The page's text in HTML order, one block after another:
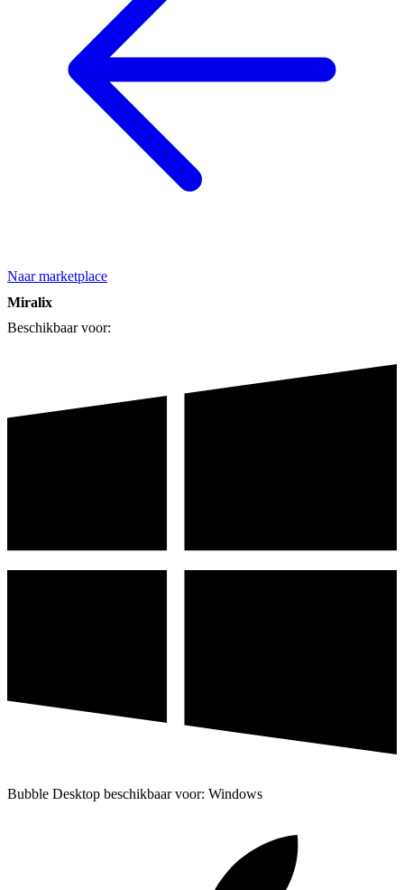
Naar marketplace
Miralix
Beschikbaar voor:
Bubble Desktop beschikbaar voor: Windows